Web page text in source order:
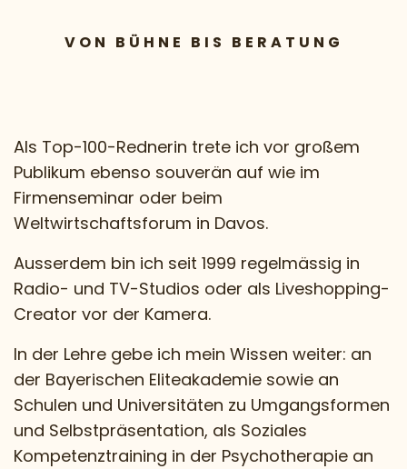
VON BÜHNE BIS BERATUNG
Als Top-100-Rednerin trete ich vor großem
Publikum ebenso souverän auf wie im
Firmenseminar oder beim
Weltwirtschaftsforum in Davos.
Ausserdem bin ich seit 1999 regelmässig in
Radio- und TV-Studios oder als Liveshopping-
Creator vor der Kamera.
In der Lehre gebe ich mein Wissen weiter: an
der Bayerischen Eliteakademie sowie an
Schulen und Universitäten zu Umgangsformen
und Selbstpräsentation, als Soziales
Kompetenztraining in der Psychotherapie an